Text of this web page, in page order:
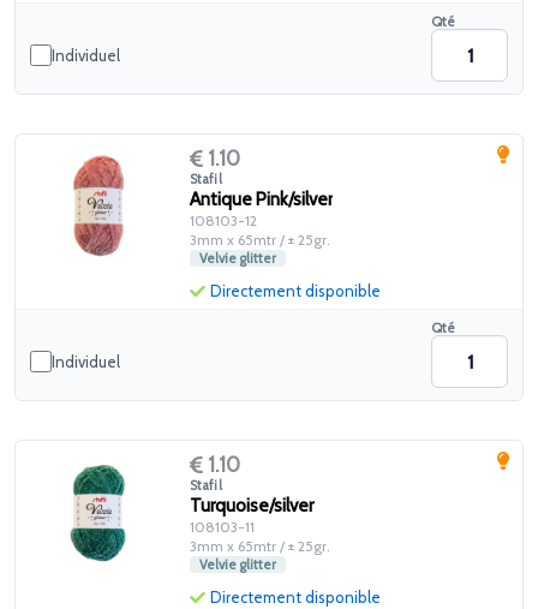
Individuel
Qté
1.10
Stafil
Antique Pink/silver
108103-12
3mm x 65mtr / ± 25gr.
Velvie glitter
Individuel
Qté
Directement disponible
1.10
Stafil
Turquoise/silver
108103-11
3mm x 65mtr / ± 25gr.
Velvie glitter
Directement disponible